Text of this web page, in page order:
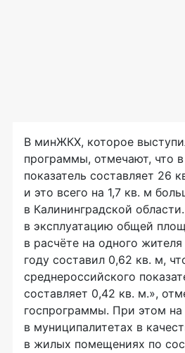
В минЖКХ, которое
программы, отмечают, что в
показатель составляет 26
и это всего на 1,7 кв. м
в Калининградской
в эксплуатацию общей
в расчёте на одного
году составил 0,62 кв. м,
среднероссийского
составляет 0,42 кв. м.»,
госпрограммы. При этом на
в муниципалитетах в
в жилых помещениях по